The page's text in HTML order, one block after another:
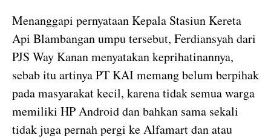
Menanggapi pernyataan Kepala Stasiun Kereta
Api Blambangan umpu tersebut, Ferdiansyah dari
PJS Way Kanan menyatakan keprihatinannya,
sebab itu artinya PT KAI memang belum berpihak
pada masyarakat kecil, karena tidak semua warga
memiliki HP Android dan bahkan sama sekali
tidak juga pernah pergi ke Alfamart dan atau